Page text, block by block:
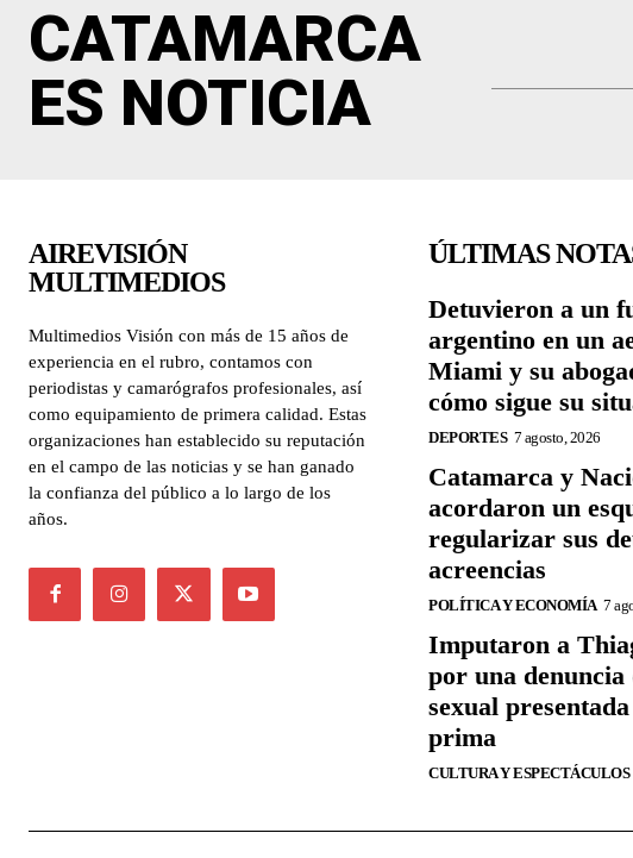
CATAMARCA
ES NOTICIA
AIREVISIÓN
MULTIMEDIOS
Multimedios Visión con más de 15 años de
experiencia en el rubro, contamos con
periodistas y camarógrafos profesionales, así
como equipamiento de primera calidad. Estas
organizaciones han establecido su reputación
en el campo de las noticias y se han ganado
la confianza del público a lo largo de los
años.
ÚLTIMAS
Detuvieron a un
argentino en un
Miami y su
cómo sigue su
DEPORTES 7 agosto, 2026
Catamarca y
acordaron un
regularizar sus
acreencias
POLÍTICA Y ECONOMÍA 7
Imputaron a
por una denuncia
sexual
prima
CULTURA Y ESPECTÁCULOS